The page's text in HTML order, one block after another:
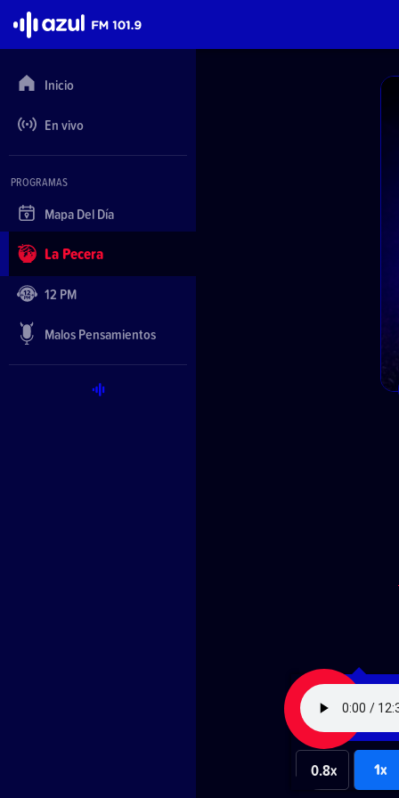
Azul FM 101.9
Inicio
En vivo
PROGRAMAS
Mapa Del Día
La Pecera
12 PM
Malos Pensamientos
0.8x 1x